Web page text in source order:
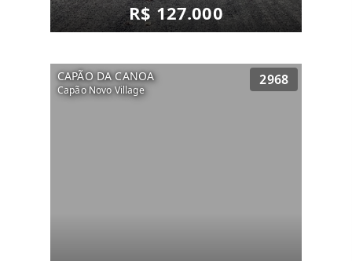
R$ 127.000
CAPÃO DA CANOA
Capão Novo Village
2968